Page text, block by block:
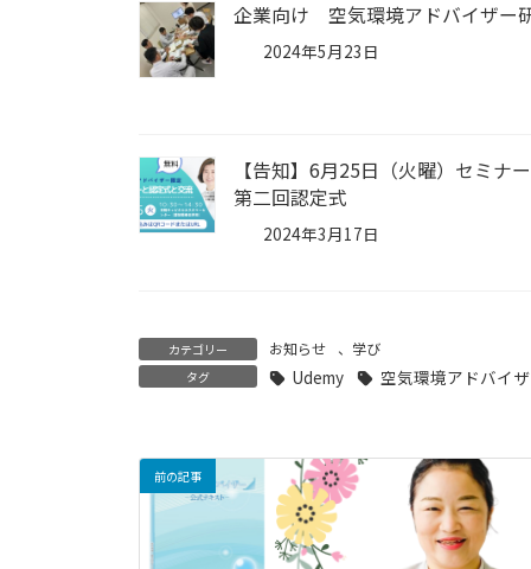
企業向け 空気環境アドバイザー
2024年5月23日
【告知】6月25日（火曜）セミナ
第二回認定式
2024年3月17日
カテゴリー お知らせ 、 学び
タグ Udemy 空気環境アドバイ
前の記事